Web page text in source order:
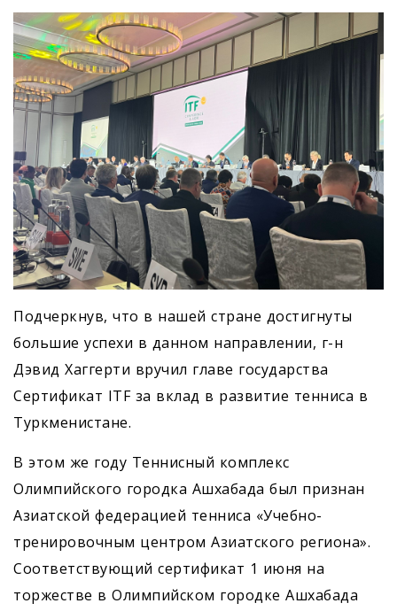
Подчеркнув, что в нашей стране достигнуты
большие успехи в данном направлении, г-н
Дэвид Хаггерти вручил главе государства
Сертификат ITF за вклад в развитие тенниса в
Туркменистане.
В этом же году Теннисный комплекс
Олимпийского городка Ашхабада был признан
Азиатской федерацией тенниса «Учебно-
тренировочным центром Азиатского региона».
Соответствующий сертификат 1 июня на
торжестве в Олимпийском городке Ашхабада